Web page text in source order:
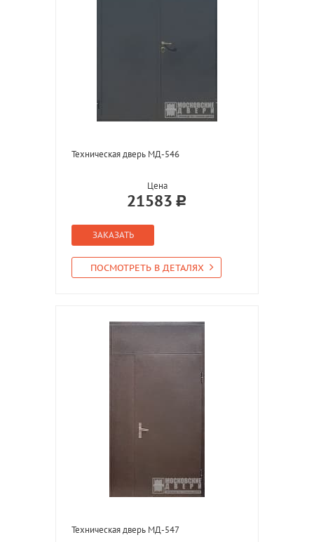
Техническая дверь МД-546
Цена
21583
ЗАКАЗАТЬ
ПОСМОТРЕТЬ В ДЕТАЛЯХ
Техническая дверь МД-547